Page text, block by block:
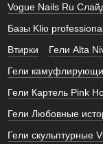
Vogue Nails Ru
Базы Klio
Втирки
Гели Alta
Гели
Гели Картель Pink
Гели Любовные
Гели скульптурные